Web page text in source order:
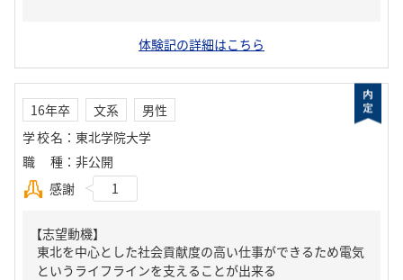
体験記の詳細はこちら
16年卒 文系
男性
学校名 ： 東北学院大学
職種 ： 非公開
感謝
1
【志望動機】
東北を中心とした社会貢献度の高い仕事ができるため電気
というライフラインを支えることが出来る